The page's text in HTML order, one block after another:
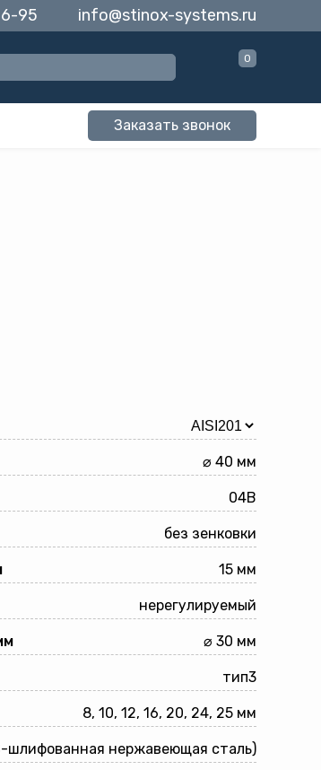
info@stinox-systems.ru
95
0
Заказать звонок
⌀ 40 мм
04B
без зенковки
15 мм
нерегулируемый
⌀ 30 мм
тип3
8, 10, 12, 16, 20, 24, 25 мм
шлифованная нержавеющая сталь)